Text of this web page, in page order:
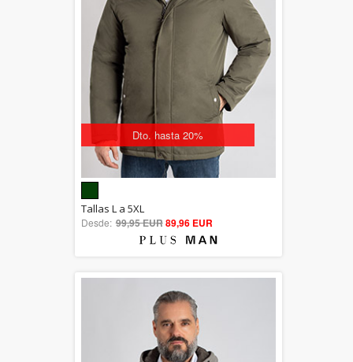
Dto. hasta 20%
out of 5
Tallas L a 5XL
Desde: 99,95 EUR89,96 EUR